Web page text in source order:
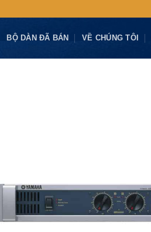
BỘ DÀN ĐÃ BÁN VỀ CHÚNG TÔI